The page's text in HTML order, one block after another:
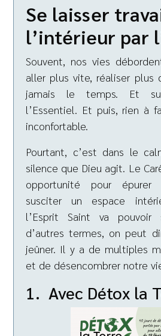
Se laisser
l’intérieur par
Souvent, nos vies
aller plus vite, réaliser plus
jamais le temps. Et
l’Essentiel. Et puis, rien à
inconfortable.
Pourtant, c’est dans le
silence que Dieu agit. Le
opportunité pour
susciter un espace
l’Esprit Saint va pouvoir
d’autres termes, on peut
jeûner. Il y a de multiples
et de désencombrer notre
1. Avec Détox la